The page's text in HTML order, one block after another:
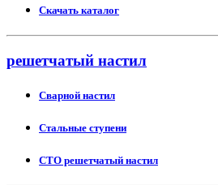
Скачать каталог
решетчатый настил
Сварной настил
Стальные ступени
СТО решетчатый настил